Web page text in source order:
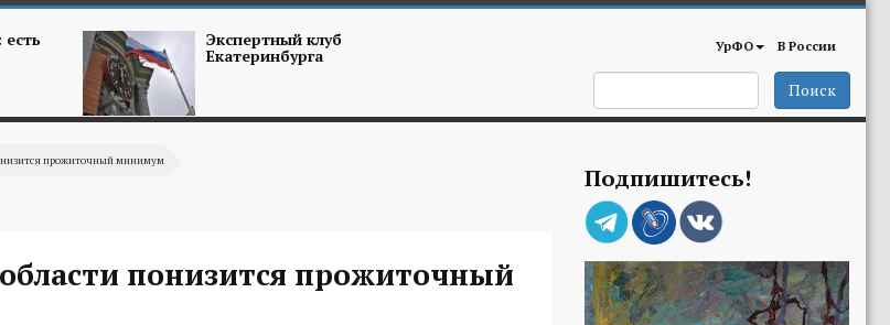
Экспертный клуб
Екатеринбурга УрФО В России
Поиск
прожиточный минимум
понизится прожиточный
Подпишитесь!